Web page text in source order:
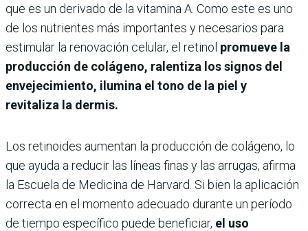
que es un derivado de la vitamina A. Como este es uno
de los nutrientes más importantes y necesarios para
estimular la renovación celular, el retinol promueve la
producción de colágeno, ralentiza los signos del
envejecimiento, ilumina el tono de la piel y
revitaliza la dermis.
Los retinoides aumentan la producción de colágeno, lo
que ayuda a reducir las líneas finas y las arrugas, afirma
la Escuela de Medicina de Harvard. Si bien la aplicación
correcta en el momento adecuado durante un período
de tiempo específico puede beneficiar, el uso